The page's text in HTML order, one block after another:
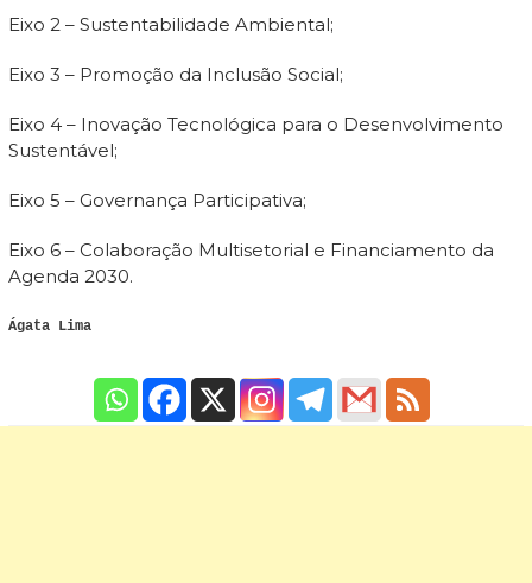
Eixo 2 – Sustentabilidade Ambiental;
Eixo 3 – Promoção da Inclusão Social;
Eixo 4 – Inovação Tecnológica para o Desenvolvimento
Sustentável;
Eixo 5 – Governança Participativa;
Eixo 6 – Colaboração Multisetorial e Financiamento da
Agenda 2030.
Ágata Lima